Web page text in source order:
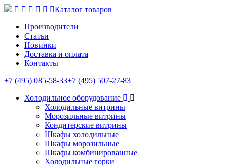
Каталог товаров
Производители
Статьи
Новинки
Доставка и оплата
Контакты
+7 (495) 085-58-33+7 (495) 507-27-83
Холодильное оборудование
Холодильные витрины
Морозильные витрины
Кондитерские витрины
Шкафы холодильные
Шкафы морозильные
Шкафы комбинированные
Холодильные горки